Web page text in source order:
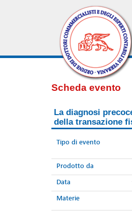
Scheda evento
La diagnosi
della transazione
Tipo di evento
Prodotto da
Data
Materie